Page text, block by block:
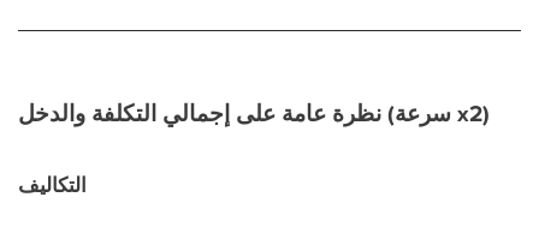
نظرة عامة على إجمالي التكلفة والدخل (سرعة x2)
التكاليف